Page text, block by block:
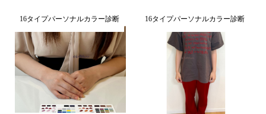
16タイプパーソナルカラー診断 16タイプパーソナルカラー診断